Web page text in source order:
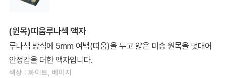
(원목)띠움루나섹 액자
루나섹 방식에 5mm 여백(띠움)을 두고 얇은 미송 원목을 덧대어
안정감을 더한 액자입니다.
색상 : 화이트, 베이지